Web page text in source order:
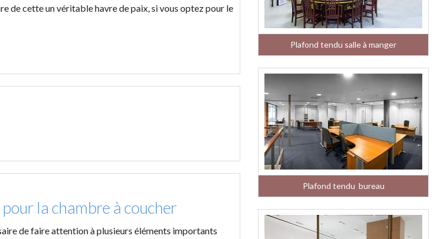
de cette un véritable havre de paix, si vous optez pour le
la chambre à coucher
de faire attention à plusieurs éléments importants
Plafond tendu salle à manger
Plafond tendu bureau